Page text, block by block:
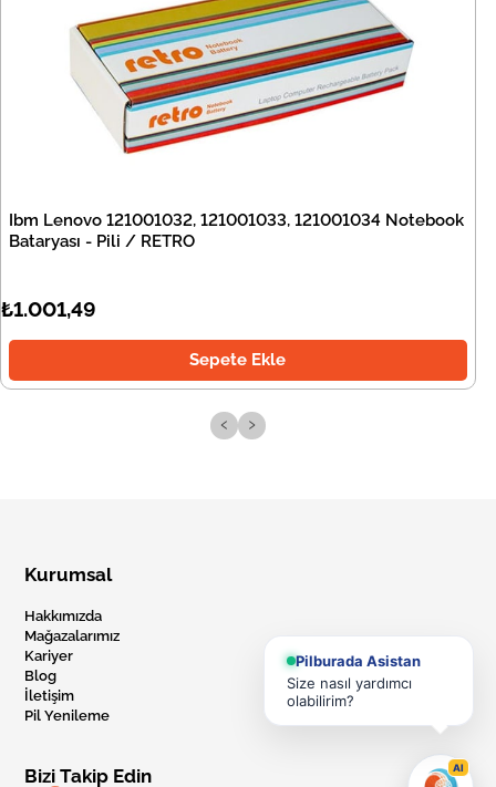
Ibm Lenovo 121001032, 121001033, 121001034 Notebook
Bataryası - Pili / RETRO
₺1.001,49
Sepete Ekle
‹ ›
Kurumsal
Hakkımızda
Mağazalarımız
Kariyer
Blog
İletişim
Pil Yenileme
Bizi Takip Edin
Pilburada Asistan
Size nasıl yardımcı
olabilirim?
AI